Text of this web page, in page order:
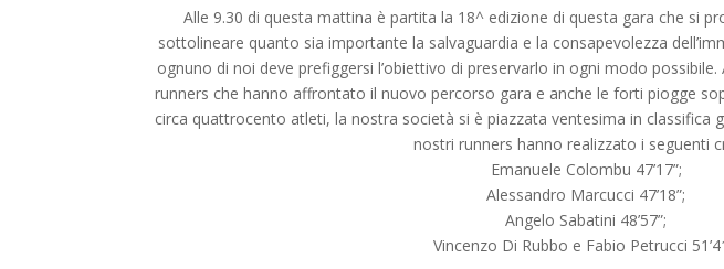
Alle 9.30 di questa mattina è partita la 18^ edizione di questa gara che si
sottolineare quanto sia importante la salvaguardia e la consapevolezza
ognuno di noi deve prefiggersi l’obiettivo di preservarlo in ogni modo
runners che hanno affrontato il nuovo percorso gara e anche le forti piogge
circa quattrocento atleti, la nostra società si è piazzata ventesima in classifica
nostri runners hanno realizzato i seguenti
Emanuele Colombu 47’17”;
Alessandro Marcucci 47’18”;
Angelo Sabatini 48’57”;
Vincenzo Di Rubbo e Fabio Petrucci